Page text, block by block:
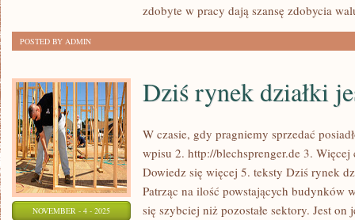
zdobyte w pracy dają szansę zdobycia
POSTED BY ADMIN
NOVEMBER - 4 - 2025
Dziś rynek działki
W czasie, gdy pragniemy sprzedać
wpisu 2. http://blechsprenger.de 3.
Dowiedz się więcej 5. teksty Dziś rynek
Patrząc na ilość powstających budynków
się szybciej niż pozostałe sektory. Jest